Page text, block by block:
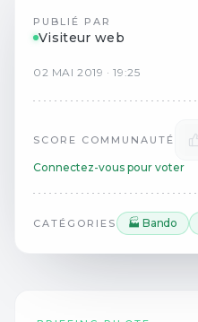
PUBLIÉ PAR
Visiteur web
02 MAI 2019 ·19:25
SCORE COMMUNAUTÉ
Connectez-vous pour voter
CATÉGORIES 🏭 Bando